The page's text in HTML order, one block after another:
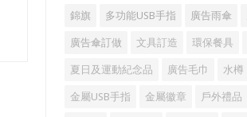
錦旗 多功能USB手指 廣告雨傘
廣告傘訂做 文具訂造 環保餐具
夏日及運動紀念品 廣告毛巾 水樽
金屬USB手指 金屬徽章 戶外禮品